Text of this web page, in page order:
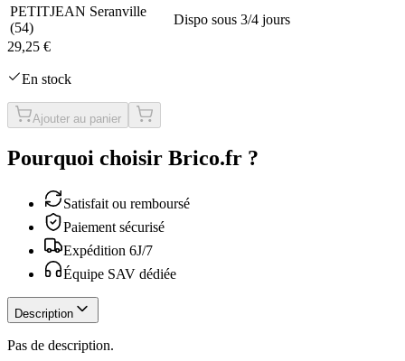
PETITJEAN Seranville
(54)
Dispo sous 3/4 jours
29,25 €
En stock
Ajouter au panier
Pourquoi choisir Brico.fr ?
Satisfait ou remboursé
Paiement sécurisé
Expédition 6J/7
Équipe SAV dédiée
Description
Pas de description.